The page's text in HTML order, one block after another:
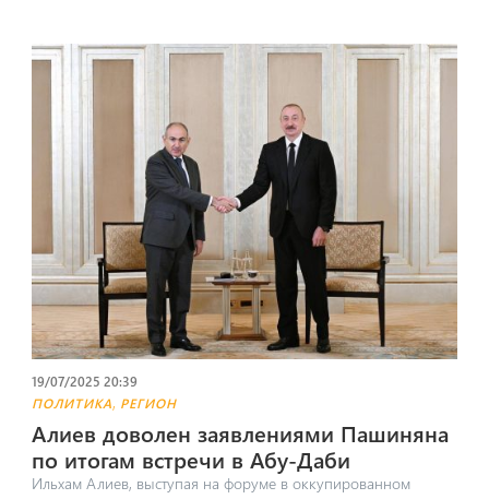
19/07/2025 20:39
ПОЛИТИКА, РЕГИОН
Алиев доволен заявлениями Пашиняна
по итогам встречи в Абу-Даби
Ильхам Алиев, выступая на форуме в оккупированном